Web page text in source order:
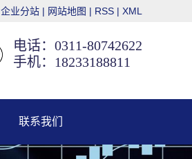
企业分站 | 网站地图 | RSS | XML
电话：0311-80742622
手机：18233188811
联系我们